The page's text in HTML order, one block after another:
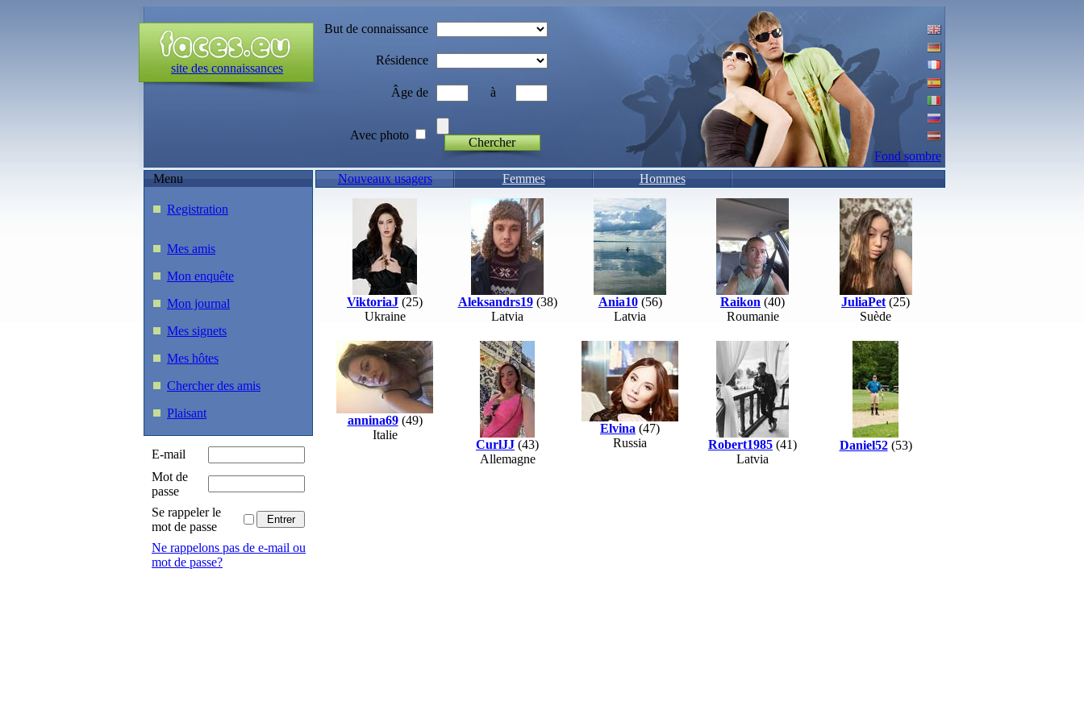
site des connaissances
But de connaissance
Résidence
Âge de à
Avec photo
Chercher
Fond sombre
Menu
Registration
Mes amis
Mon enquête
Mon journal
Mes signets
Mes hôtes
Chercher des amis
Plaisant
E-mail
Mot de
passe
Se rappeler le
mot de passe
Ne rappelons pas de e-mail ou
mot de passe?
Nouveaux usagers Femmes Hommes
ViktoriaJ (25)
Ukraine
Aleksandrs19(38)
Latvia
Ania10(56)
Latvia
Raikon (40)
Roumanie
JuliaPet (25)
Suède
annina69(49)
Italie
CurlJJ (43)
Allemagne
Elvina (47)
Russia
Robert1985 (41)
Latvia
Daniel52(53)